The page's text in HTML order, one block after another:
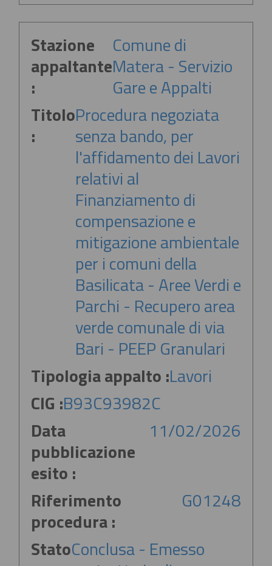
Stazione
appaltante
:
Comune di
Matera - Servizio
Gare e Appalti
Titolo
:
Procedura negoziata
senza bando, per
l'affidamento dei Lavori
relativi al
Finanziamento di
compensazione e
mitigazione ambientale
per i comuni della
Basilicata - Aree Verdi e
Parchi - Recupero area
verde comunale di via
Bari - PEEP Granulari
Tipologia appalto :Lavori
CIG :B93C93982C
Data
pubblicazione
esito :
11/02/2026
Riferimento
procedura :
G01248
StatoConclusa - Emesso